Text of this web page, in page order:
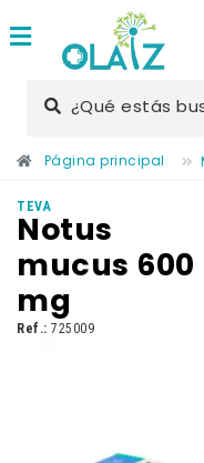
¿Qué estás
Página principal
TEVA
Notus
mucus 600
mg
Ref.: 725009